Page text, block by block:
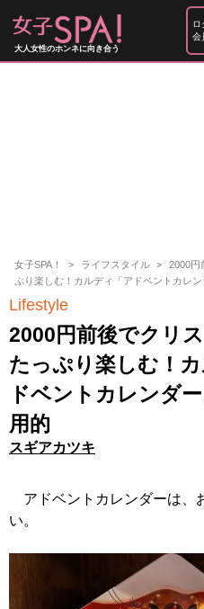
大人女性のホンネに向き合う
ロ
会
女子SPA！ ライフスタイル
2000円
ぷり楽しむ！カルディ「アドベントカレ
Lifestyle
2000円前後でクリ
たっぷり楽しむ！
ドベントカレンダ
用的
スギアカツキ
アドベントカレンダーは、
い。